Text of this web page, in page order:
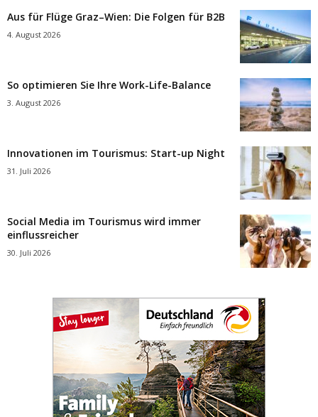
Aus für Flüge Graz–Wien: Die Folgen für B2B
4. August 2026
So optimieren Sie Ihre Work-Life-Balance
3. August 2026
Innovationen im Tourismus: Start-up Night
31. Juli 2026
Social Media im Tourismus wird immer
einflussreicher
30. Juli 2026